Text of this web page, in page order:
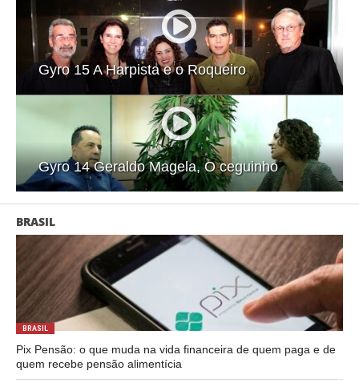
Gyro 15 A Harpista e o Roqueiro
Gyro 14 Geraldo Magela, O ceguinho
BRASIL
BRASIL
Pix Pensão: o que muda na vida financeira de quem paga e de
quem recebe pensão alimentícia